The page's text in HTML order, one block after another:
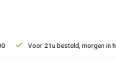
Voor 21u besteld, morgen in huis*